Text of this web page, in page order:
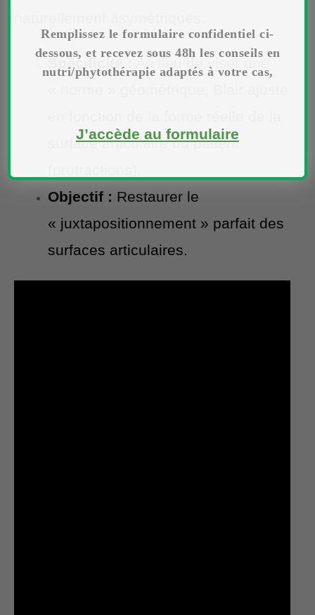
Spécificité :
Au lieu de viser une
surface articulaire du patient
Objectif : Restaurer le
« juxtapositionnement » parfait des
surfaces articulaires.
Remplissez le formulaire confidentiel ci-
dessous, et recevez sous 48h les conseils en
nutri/phytothérapie adaptés à votre cas,
J’accède au formulaire